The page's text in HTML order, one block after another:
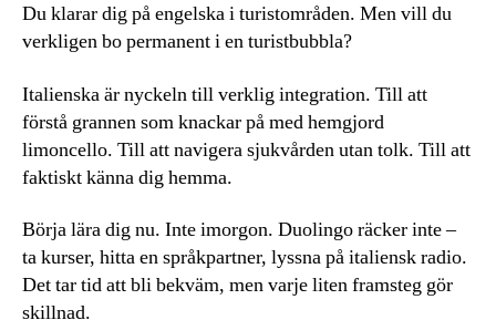
Du klarar dig på engelska i turistområden. Men vill du
verkligen bo permanent i en turistbubbla?
Italienska är nyckeln till verklig integration. Till att
förstå grannen som knackar på med hemgjord
limoncello. Till att navigera sjukvården utan tolk. Till att
faktiskt känna dig hemma.
Börja lära dig nu. Inte imorgon. Duolingo räcker inte –
ta kurser, hitta en språkpartner, lyssna på italiensk radio.
Det tar tid att bli bekväm, men varje liten framsteg gör
skillnad.